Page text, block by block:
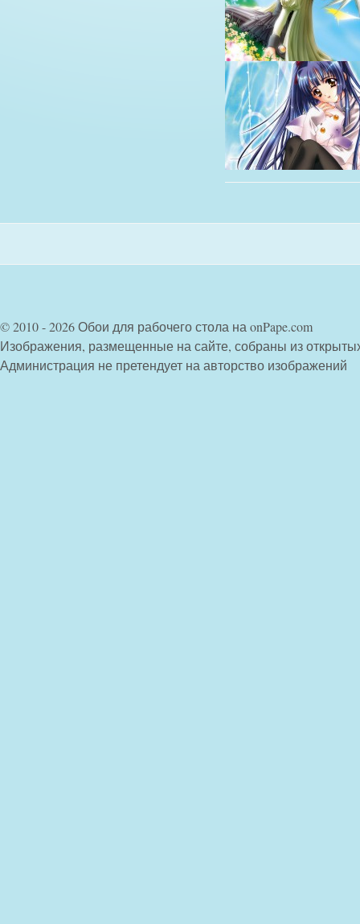
© 2010 - 2026 Обои для рабочего стола на onPape.com
Изображения, размещенные на сайте, собраны из
Администрация не претендует на авторство изображений